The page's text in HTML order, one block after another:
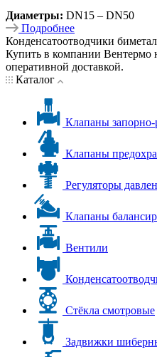
Диаметры: DN15 – DN50
Подробнее
Конденсатоотводчики
Купить в компании Вентермо
оперативной доставкой.
Каталог
Клапаны
Клапаны
Регуляторы
Клапаны
Вентили
Стёкла смотровые
Задвижки